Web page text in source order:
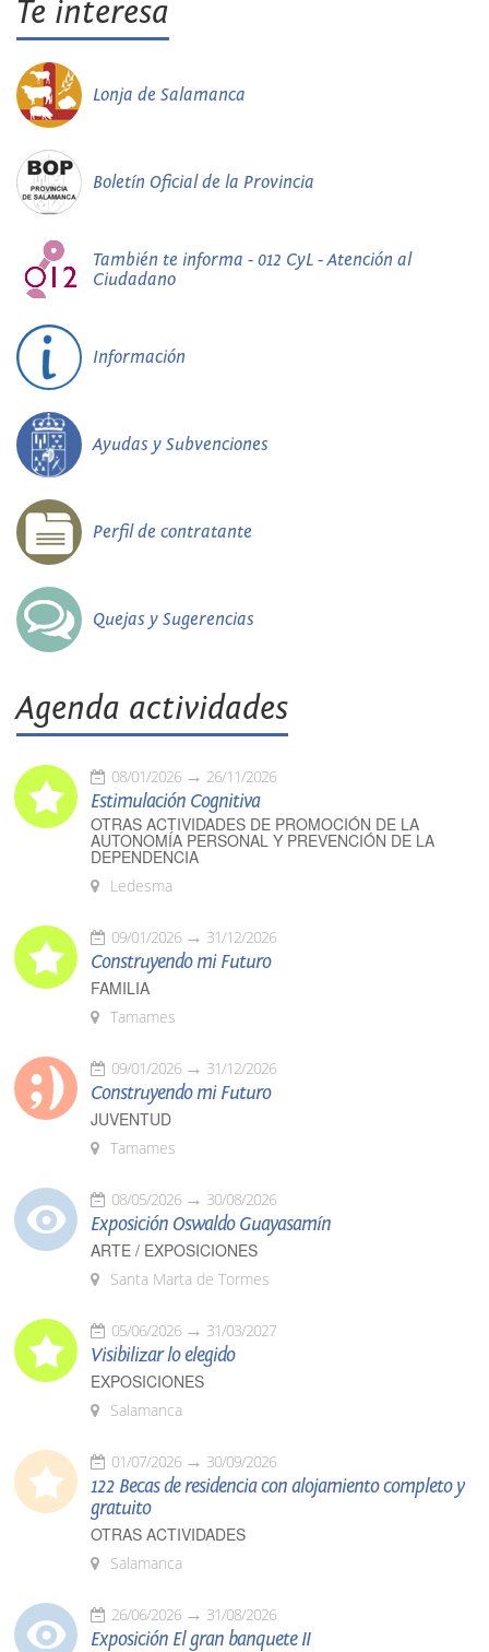
Te interesa
Lonja de Salamanca
Boletín Oficial de la Provincia
También te informa - 012 CyL - Atención al
Ciudadano
Información
Ayudas y Subvenciones
Perfil de contratante
Quejas y Sugerencias
Agenda actividades
08/01/2026 26/11/2026
Estimulación Cognitiva
OTRAS ACTIVIDADES DE PROMOCIÓN DE LA
AUTONOMÍA PERSONAL Y PREVENCIÓN DE LA
DEPENDENCIA
Ledesma
09/01/2026 31/12/2026
Construyendo mi Futuro
FAMILIA
Tamames
09/01/2026 31/12/2026
Construyendo mi Futuro
JUVENTUD
Tamames
08/05/2026 30/08/2026
Exposición Oswaldo Guayasamín
ARTE / EXPOSICIONES
Santa Marta de Tormes
05/06/2026 31/03/2027
Visibilizar lo elegido
EXPOSICIONES
Salamanca
01/07/2026 30/09/2026
122 Becas de residencia con alojamiento completo y
gratuito
OTRAS ACTIVIDADES
Salamanca
26/06/2026 31/08/2026
Exposición El gran banquete II